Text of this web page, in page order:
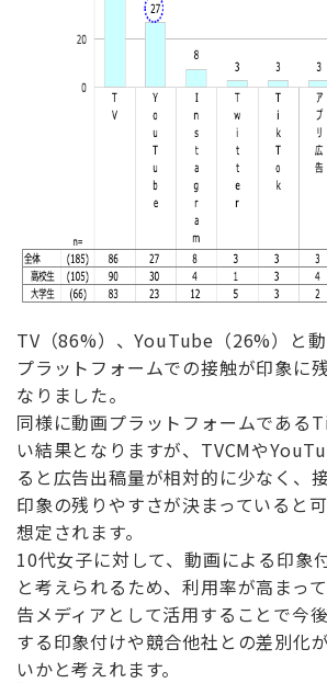
TV（86%）、YouTube（26%）と
プラットフォームでの接触が印象に
なりました。
同様に動画プラットフォームである
い結果となりますが、TVCMや
ると広告出稿量が相対的に少なく、
印象の残りやすさが決まっていると
想定されます。
10代女子に対して、動画による印象
と考えられるため、利用率が高まっ
告メディアとして活用することで今
する印象付けや競合他社との差別化
いかと考えれます。